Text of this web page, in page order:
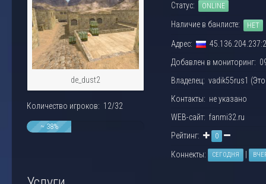
de_dust2
Количество игроков: 12/32
~ 38%
Статус:
ONLINE
Наличие в банлисте: НЕТ
Адрес:
Добавлен в мониторинг:
Владелец: vadik55rus1 (
Контакты: не указано
WEB-сайт: fanmi32.ru
Рейтинг:
0
Коннекты: СЕГОДНЯ